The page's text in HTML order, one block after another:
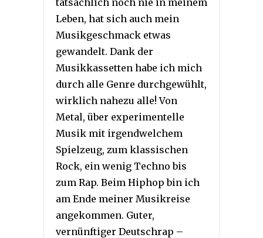
Leben, hat sich auch mein
Musikgeschmack etwas
gewandelt. Dank der
Musikkassetten habe ich mich
durch alle Genre durchgewühlt,
wirklich nahezu alle! Von
Metal, über experimentelle
Musik mit irgendwelchem
Spielzeug, zum klassischen
Rock, ein wenig Techno bis
zum Rap. Beim Hiphop bin ich
am Ende meiner Musikreise
angekommen. Guter,
vernünftiger Deutschrap –